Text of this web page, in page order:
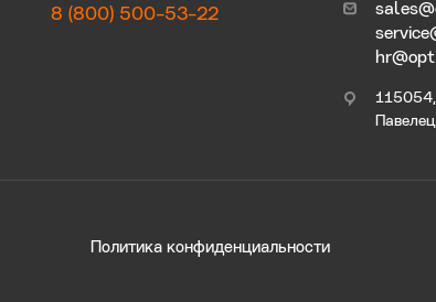
8 (800) 500-53-22
115054,
Политика конфиденциальности